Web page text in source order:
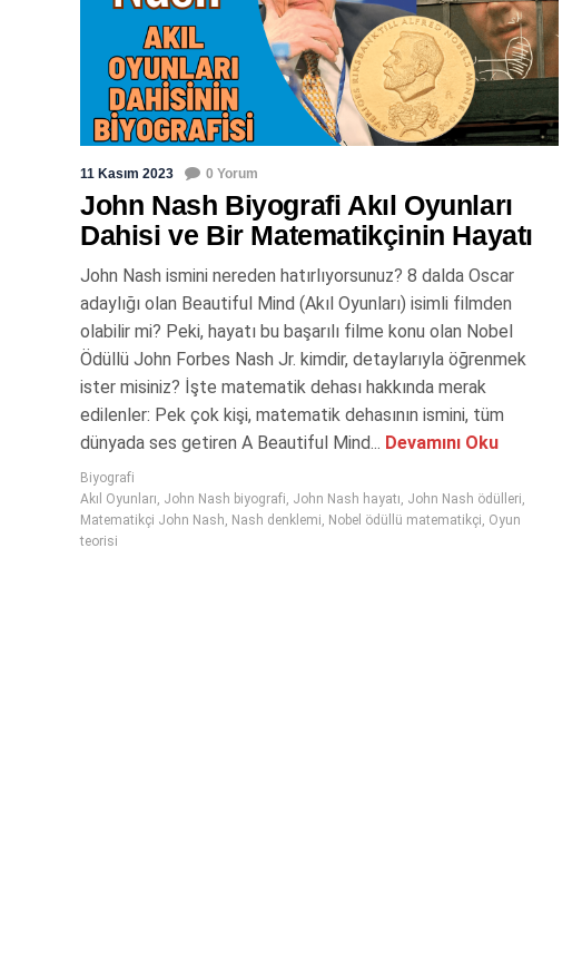
11 Kasım 2023 0 Yorum
John Nash Biyografi Akıl Oyunları
Dahisi ve Bir Matematikçinin Hayatı
John Nash ismini nereden hatırlıyorsunuz? 8 dalda Oscar
adaylığı olan Beautiful Mind (Akıl Oyunları) isimli filmden
olabilir mi? Peki, hayatı bu başarılı filme konu olan Nobel
Ödüllü John Forbes Nash Jr. kimdir, detaylarıyla öğrenmek
ister misiniz? İşte matematik dehası hakkında merak
edilenler: Pek çok kişi, matematik dehasının ismini, tüm
dünyada ses getiren A Beautiful Mind... Devamını Oku
Biyografi
Akıl Oyunları, John Nash biyografi, John Nash hayatı, John Nash ödülleri,
Matematikçi John Nash, Nash denklemi, Nobel ödüllü matematikçi, Oyun
teorisi